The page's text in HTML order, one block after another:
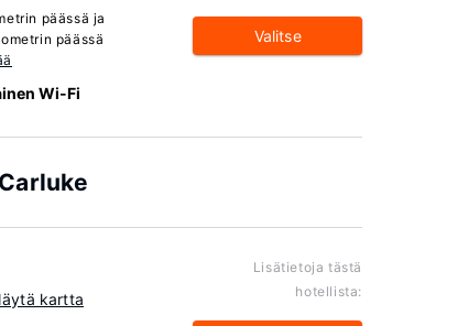
päässä ja
päässä
Wi-Fi
Valitse
kartta
Lisätietoja tästä
hotellista: